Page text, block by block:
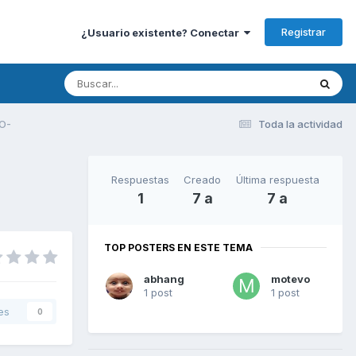
¿Usuario existente? Conectar Registrar
Toda la actividad
0
Respuestas
1
Creado
7 a
Última respuesta
7 a
TOP POSTERS EN ESTE TEMA
abhang
1 post
motevo
1 post